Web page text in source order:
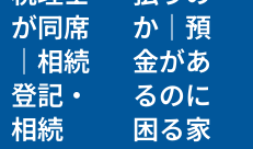
が同席
｜相続
登記・
相続
か｜預
金があ
るのに
困る家